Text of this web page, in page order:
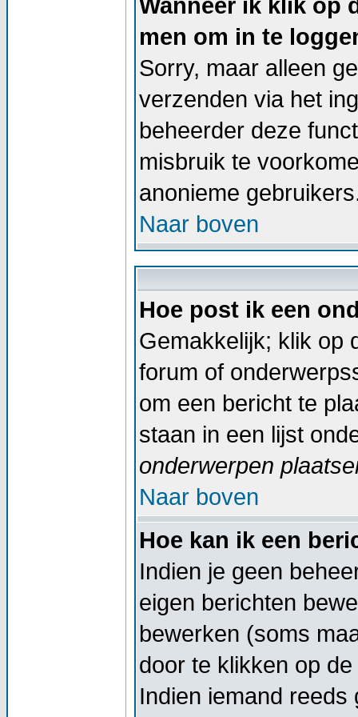
Wanneer ik klik op
men om in te
Sorry, maar alleen
verzenden via het
beheerder deze
misbruik te
anonieme
Naar boven
Hoe post ik een
Gemakkelijk; klik op
forum of
om een bericht te
staan in een lijst
onderwerpen
Naar boven
Hoe kan ik een
Indien je geen
eigen berichten
bewerken (soms
door te klikken op de
Indien iemand